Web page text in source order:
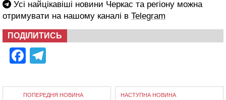
Усі найцікавіші новини Черкас та регіону можна
отримувати на нашому каналі в Telegram
ПОДІЛИТИСЬ
Facebook
ПОПЕРЕДНЯ НОВИНА НАСТУПНА НОВИНА